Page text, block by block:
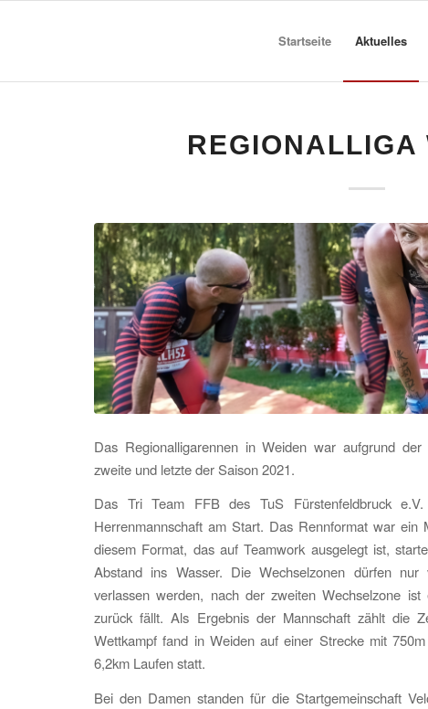
Startseite Aktuelles
REGIONALLIGA
Das Regionalligarennen in Weiden war aufgrund
zweite und letzte der Saison 2021.
Das Tri Team FFB des TuS Fürstenfeldbruck
Herrenmannschaft am Start. Das Rennformat war ein
diesem Format, das auf Teamwork ausgelegt ist,
Abstand ins Wasser. Die Wechselzonen dürfen nur
verlassen werden, nach der zweiten Wechselzone
zurück fällt. Als Ergebnis der Mannschaft zählt die
Wettkampf fand in Weiden auf einer Strecke mit
6,2km Laufen statt.
Bei den Damen standen für die Startgemeinschaft